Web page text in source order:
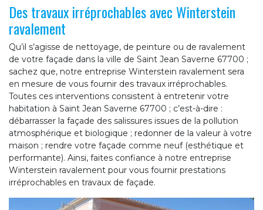
Des travaux irréprochables avec Winterstein
ravalement
Qu’il s’agisse de nettoyage, de peinture ou de ravalement
de votre façade dans la ville de Saint Jean Saverne 67700 ;
sachez que, notre entreprise Winterstein ravalement sera
en mesure de vous fournir des travaux irréprochables.
Toutes ces interventions consistent à entretenir votre
habitation à Saint Jean Saverne 67700 ; c’est-à-dire :
débarrasser la façade des salissures issues de la pollution
atmosphérique et biologique ; redonner de la valeur à votre
maison ; rendre votre façade comme neuf (esthétique et
performante). Ainsi, faites confiance à notre entreprise
Winterstein ravalement pour vous fournir prestations
irréprochables en travaux de façade.